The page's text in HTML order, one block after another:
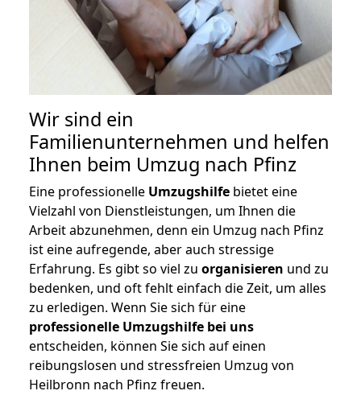
Wir sind ein
Familienunternehmen und helfen
Ihnen beim Umzug nach Pfinz
Eine professionelle Umzugshilfe bietet eine
Vielzahl von Dienstleistungen, um Ihnen die
Arbeit abzunehmen, denn ein Umzug nach Pfinz
ist eine aufregende, aber auch stressige
Erfahrung. Es gibt so viel zu organisieren und zu
bedenken, und oft fehlt einfach die Zeit, um alles
zu erledigen. Wenn Sie sich für eine
professionelle Umzugshilfe bei uns
entscheiden, können Sie sich auf einen
reibungslosen und stressfreien Umzug von
Heilbronn nach Pfinz freuen.